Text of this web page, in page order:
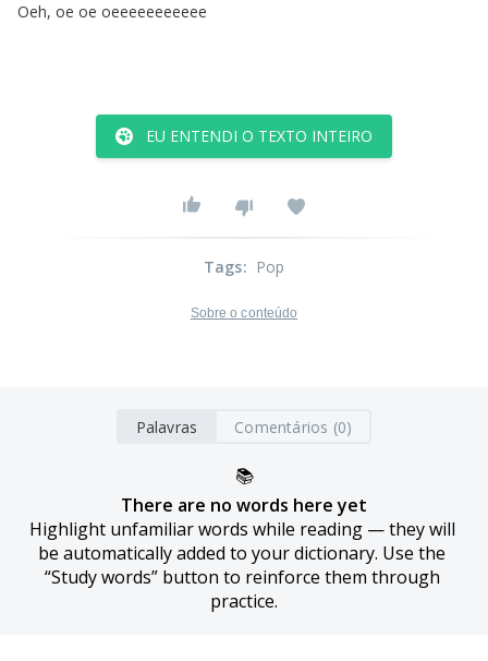
Oeh, oe oe oeeeeeeeeeee
EU ENTENDI O TEXTO INTEIRO
Tags: Pop
Sobre o conteúdo
Palavras Comentários (0)
📚
There are no words here yet
Highlight unfamiliar words while reading — they will
be automatically added to your dictionary. Use the
“Study words” button to reinforce them through
practice.